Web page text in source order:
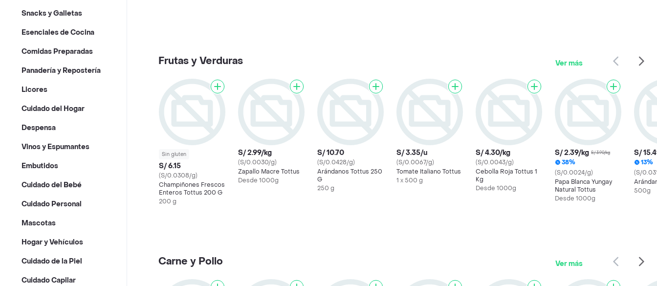
Snacks y Galletas
Esenciales de Cocina
Comidas Preparadas
Panadería y Repostería
Licores
Cuidado del Hogar
Despensa
Vinos y Espumantes
Embutidos
Cuidado del Bebé
Cuidado Personal
Mascotas
Hogar y Vehículos
Cuidado de la Piel
Cuidado Capilar
Frutas y Verduras Ver más
Sin gluten
S/ 6.15
(S/0.0308/g)
Champiñones Frescos
Enteros Tottus 200 G
200 g
S/ 2.99/kg
(S/0.0030/g)
Zapallo Macre Tottus
Desde 1000g
S/ 10.70
(S/0.0428/g)
Arándanos Tottus 250
G
250 g
S/ 3.35/u
(S/0.0067/g)
Tomate Italiano Tottus
1 x 500 g
S/ 4.30/kg
(S/0.0043/g)
Cebolla Roja Tottus 1
Kg
Desde 1000g
S/ 2.39/kg S/ 3.90/kg
38%
(S/0.0024/g)
Papa Blanca Yungay
Natural Tottus
Desde 1000g
S/
13%
(S/
500g
Carne y Pollo Ver más